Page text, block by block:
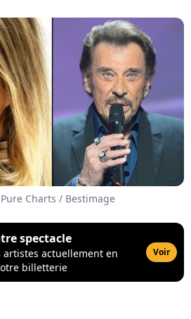
Charts / Bestimage
spectacle
artistes actuellement en
billetterie
Voir